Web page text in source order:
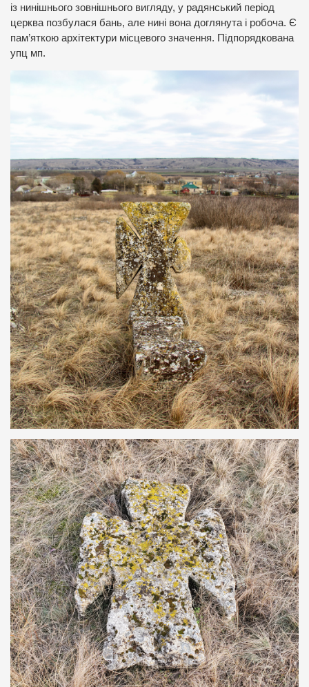
із нинішнього зовнішнього вигляду, у радянський період
церква позбулася бань, але нині вона доглянута і робоча. Є
пам’яткою архітектури місцевого значення. Підпорядкована
упц мп.